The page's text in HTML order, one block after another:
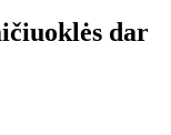
dar